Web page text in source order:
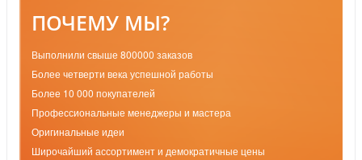
ПОЧЕМУ МЫ?
Выполнили свыше 800000 заказов
Более четверти века успешной работы
Более 10 000 покупателей
Профессиональные менеджеры и мастера
Оригинальные идеи
Широчайший ассортимент и демократичные цены